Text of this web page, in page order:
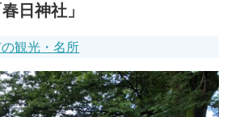
日神社」
観光・名所